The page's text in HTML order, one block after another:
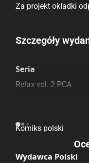
Za projekt okładki
Porównaj ceny
Szczegóły
Seria
Relax vol. 2 PCA
Komiks polski
Wydawca Polski